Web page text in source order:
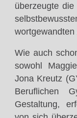
überzeugte
wortgewandten
Wie auch
sowohl
Jona Kreutz
Beruflichen
Gestaltung,